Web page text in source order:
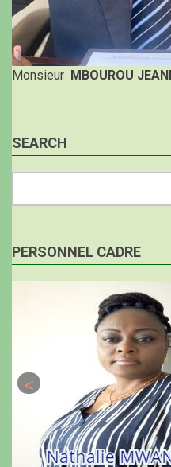
Monsieur MBOUROU
SEARCH
PERSONNEL CADRE